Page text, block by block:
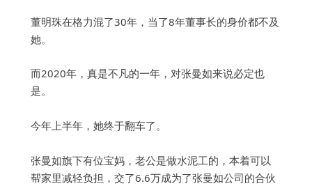
董明珠在格力混了30年，当了8年董事长的身价都不及
她。
而2020年，真是不凡的一年，对张曼如来说必定也
是。
今年上半年，她终于翻车了。
张曼如旗下有位宝妈，老公是做水泥工的，本着可以
帮家里减轻负担，交了6.6万成为了张曼如公司的合伙